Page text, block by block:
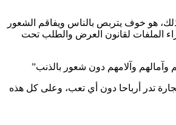
هو خوف يتربص بالناس ويفاقم الشعور
الملفات لقانون العرض والطلب تحت
وآلامهم دون شعور بالذنب”
تجارة تدر أرباحا دون أي تعب، وعلى كل هذه